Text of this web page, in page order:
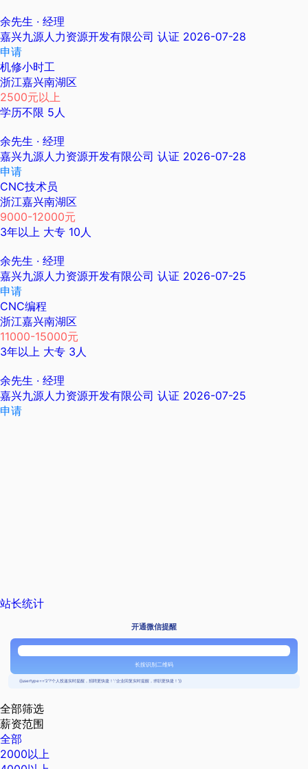
余先生 · 经理
嘉兴九源人力资源开发有限公司 认证 2026-07-28
申请
机修小时工
浙江嘉兴南湖区
2500元以上
学历不限 5人
余先生 · 经理
嘉兴九源人力资源开发有限公司 认证 2026-07-28
申请
CNC技术员
浙江嘉兴南湖区
9000-12000元
3年以上 大专 10人
余先生 · 经理
嘉兴九源人力资源开发有限公司 认证 2026-07-25
申请
CNC编程
浙江嘉兴南湖区
11000-15000元
3年以上 大专 3人
余先生 · 经理
嘉兴九源人力资源开发有限公司 认证 2026-07-25
申请
站长统计
开通微信提醒
长按识别二维码
{{usertype=='2'?'个人投递实时提醒，招聘更快捷！':'企业回复实时提醒，求职更快捷！'}}
全部筛选
薪资范围
全部
2000以上